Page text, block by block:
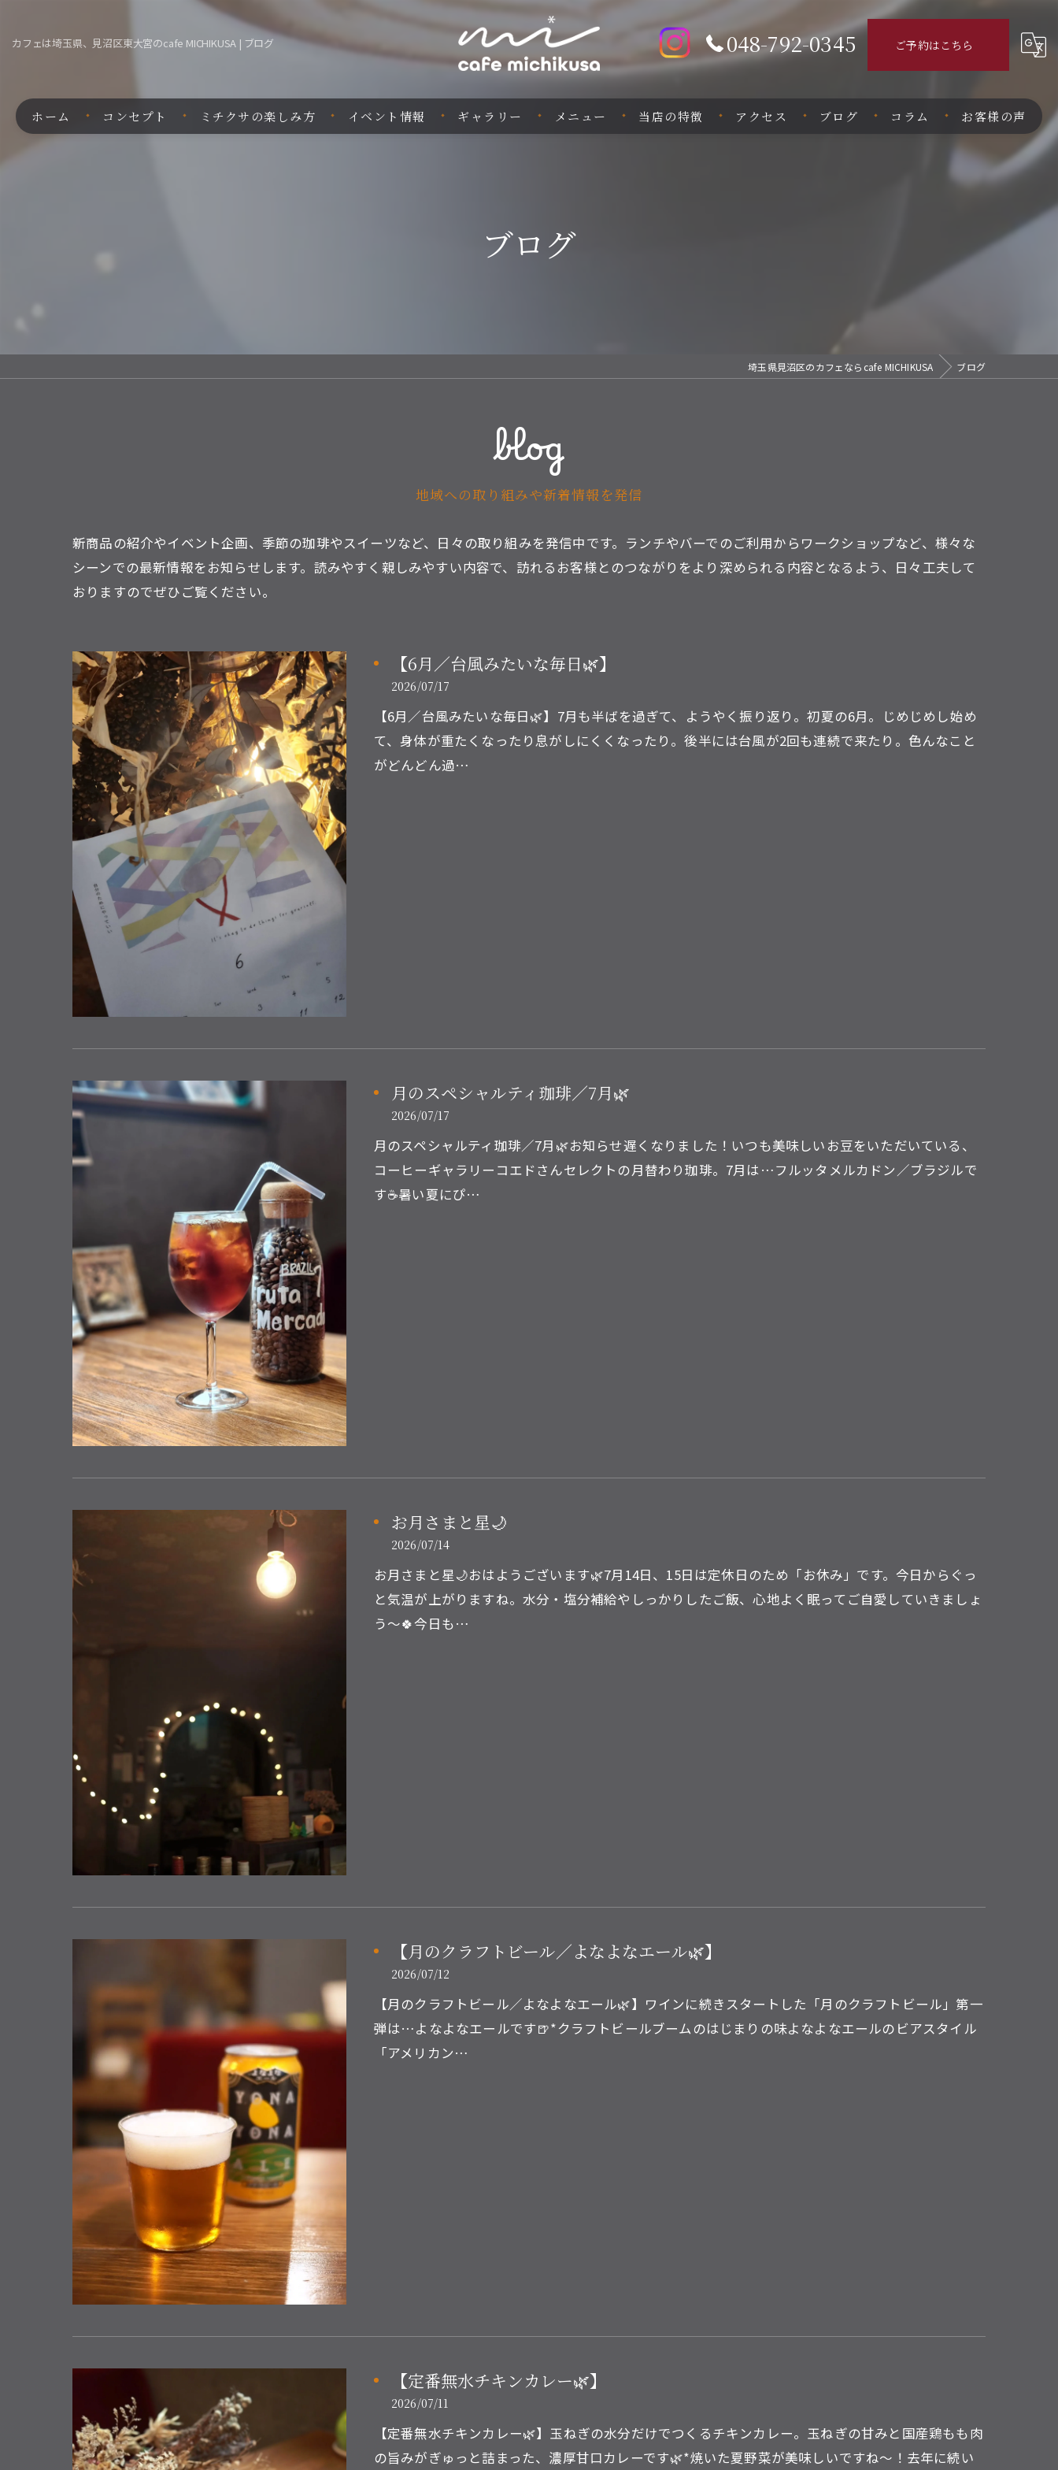
カフェは埼玉県、見沼区東大宮のcafe MICHIKUSA | ブログ 048-792-0345 ご予約はこちら
ホーム コンセプト ミチクサの楽しみ方 イベント情報 ギャラリー メニュー 当店の特徴 アクセス ブログ コラム お客様の声
ブログ
埼玉県見沼区のカフェならcafe MICHIKUSA ブログ
blog
地域への取り組みや新着情報を発信
新商品の紹介やイベント企画、季節の珈琲やスイーツなど、日々の取り組みを発信中です。ランチやバーでのご利用からワークショップなど、様々な
シーンでの最新情報をお知らせします。読みやすく親しみやすい内容で、訪れるお客様とのつながりをより深められる内容となるよう、日々工夫して
おりますのでぜひご覧ください。
【6月／台風みたいな毎日🌿】
2026/07/17
【6月／台風みたいな毎日🌿】7月も半ばを過ぎて、ようやく振り返り。初夏の6月。じめじめし始め
て、身体が重たくなったり息がしにくくなったり。後半には台風が2回も連続で来たり。色んなこと
がどんどん過…
月のスペシャルティ珈琲／7月🌿
2026/07/17
月のスペシャルティ珈琲／7月🌿お知らせ遅くなりました！いつも美味しいお豆をいただいている、
コーヒーギャラリーコエドさんセレクトの月替わり珈琲。7月は…フルッタメルカドン／ブラジルで
す☕暑い夏にぴ…
お月さまと星🌙
2026/07/14
お月さまと星🌙おはようございます🌿7月14日、15日は定休日のため「お休み」です。今日からぐっ
と気温が上がりますね。水分・塩分補給やしっかりしたご飯、心地よく眠ってご自愛していきましょ
う～🍀今日も…
【月のクラフトビール／よなよなエール🌿】
2026/07/12
【月のクラフトビール／よなよなエール🌿】ワインに続きスタートした「月のクラフトビール」第一
弾は…よなよなエールです🍺*クラフトビールブームのはじまりの味よなよなエールのビアスタイル
「アメリカン…
【定番無水チキンカレー🌿】
2026/07/11
【定番無水チキンカレー🌿】玉ねぎの水分だけでつくるチキンカレー。玉ねぎの甘みと国産鶏もも肉
の旨みがぎゅっと詰まった、濃厚甘口カレーです🌿*焼いた夏野菜が美味しいですね～！去年に続い